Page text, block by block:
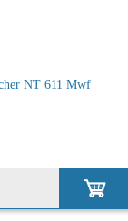
NT 611 Mwf